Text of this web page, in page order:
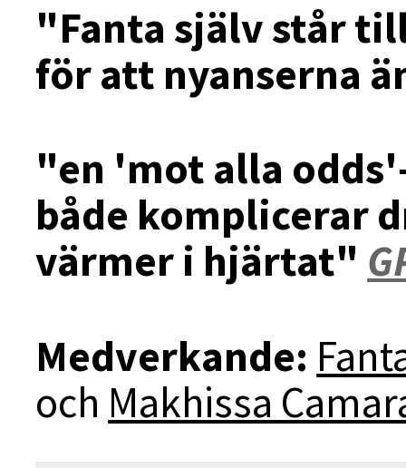
"Fanta själv står
för att nyanserna
"en 'mot alla
både komplicerar
värmer i hjärtat"
Medverkande:
och Makhissa